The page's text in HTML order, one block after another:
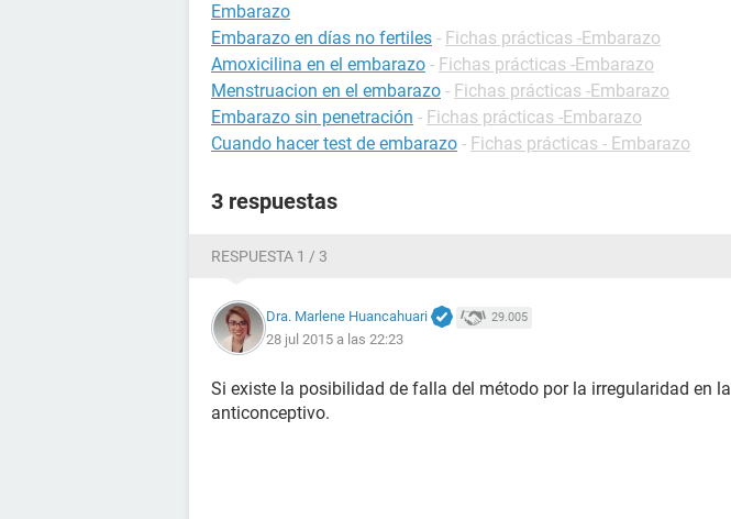
Embarazo
Embarazo en días no fertiles - Fichas prácticas -Embarazo
Amoxicilina en el embarazo - Fichas prácticas -Embarazo
Menstruacion en el embarazo - Fichas prácticas -Embarazo
Embarazo sin penetración - Fichas prácticas -Embarazo
Cuando hacer test de embarazo - Fichas prácticas - Embarazo
3 respuestas
RESPUESTA 1 / 3
Dra. Marlene Huancahuari 29.005
28 jul 2015 a las 22:23
Si existe la posibilidad de falla del método por la irregularidad en
anticonceptivo.